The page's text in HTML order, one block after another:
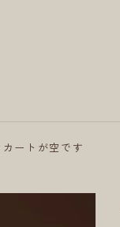
カートが空です